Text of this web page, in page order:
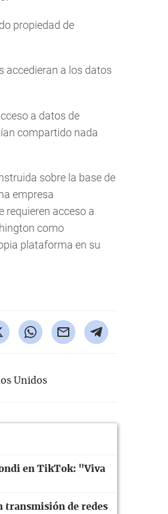
propiedad de
accedieran a los datos
a datos de
compartido nada
sobre la base de
empresa
requieren acceso a
como
plataforma en su
Unidos
en TikTok: "Viva
transmisión de redes